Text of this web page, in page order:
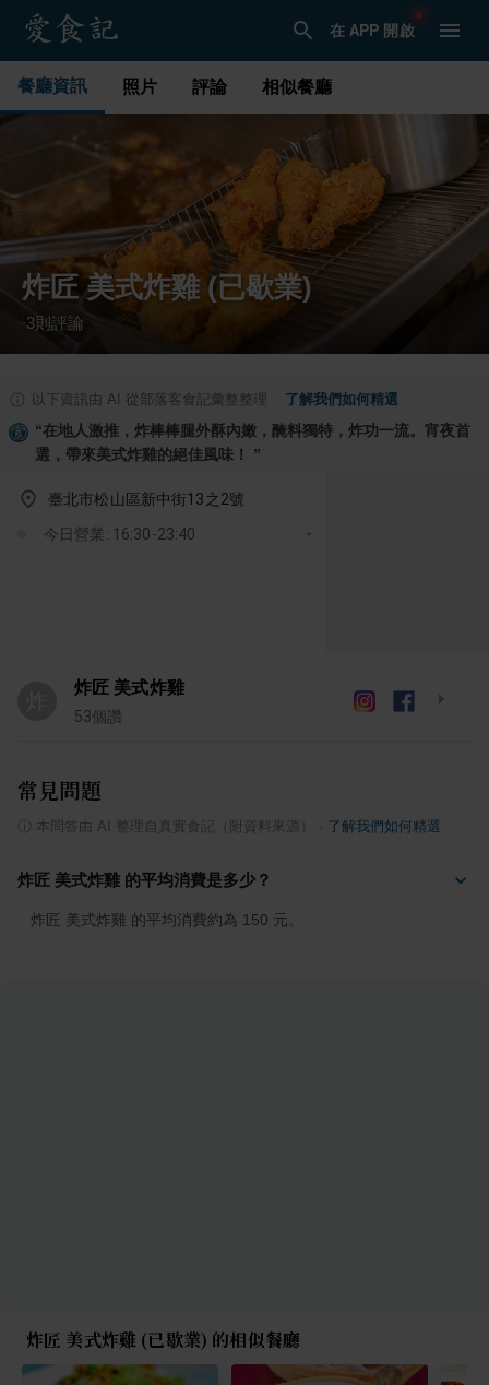
在 APP 開啟
餐廳資訊 照片 評論 相似餐廳
炸匠 美式炸雞 (已歇業)
·3則評論
以下資訊由 AI 從部落客食記彙整整理 了解我們如何精選
“在地人激推，炸棒棒腿外酥內嫩，醃料獨特，炸功一流。宵夜首
選，帶來美式炸雞的絕佳風味！ ”
臺北市松山區新中街13之2號
今日營業: 16:30-23:40
炸匠 美式炸雞
53個讚
常見問題
本問答由 AI 整理自真實食記（附資料來源） 了解我們如何精選
炸匠 美式炸雞 的平均消費是多少？
炸匠 美式炸雞 的平均消費約為 150 元。
炸匠 美式炸雞 (已歇業) 的相似餐廳